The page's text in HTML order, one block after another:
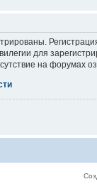
для
на форумах